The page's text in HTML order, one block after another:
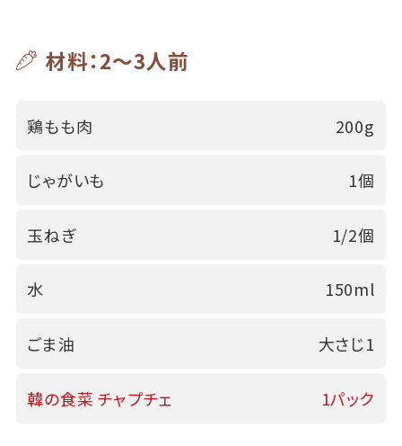
材料：2～3人前
鶏もも肉 200g
じゃがいも 1個
玉ねぎ 1/2個
水 150ml
ごま油 大さじ1
韓の食菜 チャプチェ 1パック